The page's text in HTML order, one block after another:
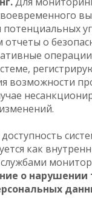
потенциальных
отчеты о
возможности
как
о нарушении